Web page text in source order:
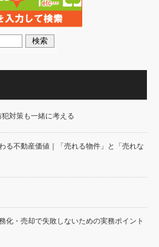
対策も一緒に考える
る不動産価値｜「売れる物件」と「売れな
化・売却で失敗しないための実務ポイント